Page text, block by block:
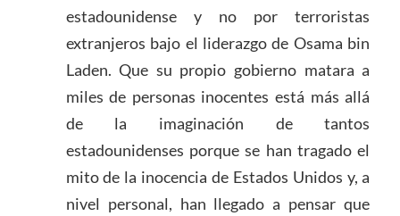
estadounidense y no por terroristas
extranjeros bajo el liderazgo de Osama bin
Laden. Que su propio gobierno matara a
miles de personas inocentes está más allá
de la imaginación de tantos
estadounidenses porque se han tragado el
mito de la inocencia de Estados Unidos y, a
nivel personal, han llegado a pensar que